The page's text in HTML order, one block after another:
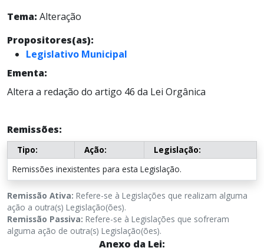
Tema: Alteração
Propositores(as):
Legislativo Municipal
Ementa:
Altera a redação do artigo 46 da Lei Orgânica
Remissões:
Tipo: Ação:
Legislação:
Remissões inexistentes para esta Legislação.
Remissão Ativa: Refere-se à Legislações que realizam alguma
ação a outra(s) Legislação(ões).
Remissão Passiva: Refere-se à Legislações que sofreram
alguma ação de outra(s) Legislação(ões).
Anexo da Lei: